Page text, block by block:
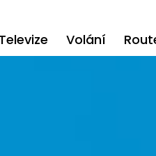
Televize Volání